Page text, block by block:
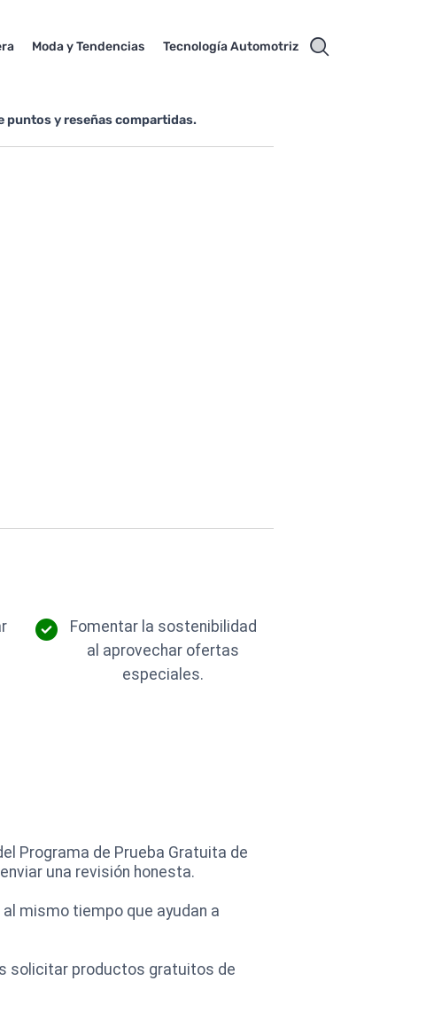
Moda y Tendencias Tecnología Automotriz
puntos y reseñas compartidas.
Fomentar la sostenibilidad
al aprovechar ofertas
especiales.
Programa de Prueba Gratuita de
una revisión honesta.
mismo tiempo que ayudan a
solicitar productos gratuitos de